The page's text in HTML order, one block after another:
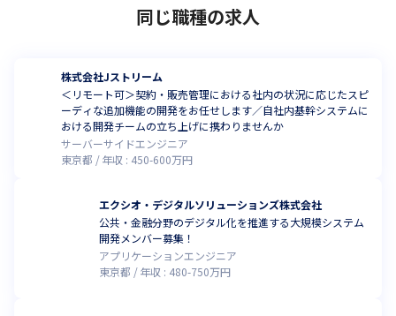
同じ職種の求人
株式会社Jストリーム
＜リモート可＞契約・販売管理における社内の状況に応じたスピ
ーディな追加機能の開発をお任せします／自社内基幹システムに
おける開発チームの立ち上げに携わりませんか
サーバーサイドエンジニア
東京都
年収 : 450-600万円
エクシオ・デジタルソリューションズ株式会社
公共・金融分野のデジタル化を推進する大規模システム
開発メンバー募集！
アプリケーションエンジニア
東京都
年収 : 480-750万円